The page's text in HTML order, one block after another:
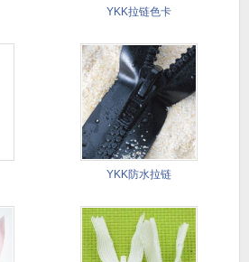
YKK拉链色卡
YKK防水拉链